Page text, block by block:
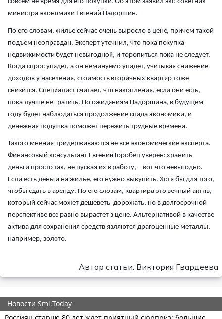
совсем не время для его покупки. Об этом заявил экс-советник
министра экономики Евгений Надоршин.
По его словам, жилье сейчас очень выросло в цене, причем такой
подъем неоправдан. Эксперт уточнил, что пока покупка
недвижимости будет невыгодной, и торопиться пока не следует.
Когда спрос упадет, а он неминуемо упадет, учитывая снижение
доходов у населения, стоимость вторичных квартир тоже
снизится. Специалист считает, что накопления, если они есть,
пока лучше не тратить. По ожиданиям Надоршина, в будущем
году будет наблюдаться продолжение спада экономики, и
денежная подушка поможет пережить трудные времена.
Такого мнения придерживаются не все экономические эксперта.
Финансовый консультант Евгений Горобец уверен: хранить
деньги просто так, не пуская их в работу, – вот что невыгодно.
Если есть деньги на жилье, его нужно выкупить. Хотя бы для того,
чтобы сдать в аренду. По его словам, квартира это вечный актив,
который сейчас может дешеветь, дорожать, но в долгосрочной
перспективе все равно вырастет в цене. Альтернативой в качестве
актива для сохранения средств являются драгоценные металлы,
например, золото.
Автор статьи: Виктория Гвардеева